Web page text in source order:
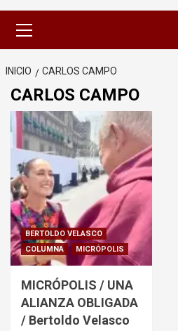
primario
INICIO CARLOS CAMPO
CARLOS CAMPO
BERTOLDO VELASCO
COLUMNA
MICRÓPOLIS
MICRÓPOLIS / UNA
ALIANZA OBLIGADA
/ Bertoldo Velasco